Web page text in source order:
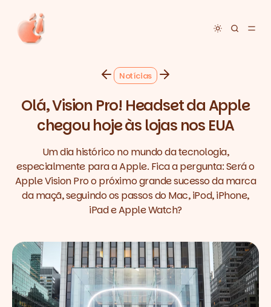
Toggle
Notícias
Olá, Vision Pro! Headset da Apple
chegou hoje às lojas nos EUA
Um dia histórico no mundo da tecnologia,
especialmente para a Apple. Fica a pergunta: Será o
Apple Vision Pro o próximo grande sucesso da marca
da maçã, seguindo os passos do Mac, iPod, iPhone,
iPad e Apple Watch?